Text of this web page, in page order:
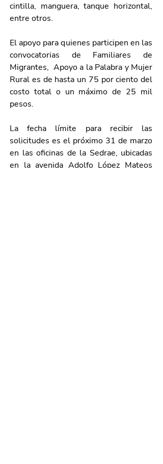
cintilla, manguera, tanque horizontal,
entre otros.
El apoyo para quienes participen en las
convocatorias de Familiares de
Migrantes,  Apoyo a la Palabra y Mujer
Rural es de hasta un 75 por ciento del
costo total o un máximo de 25 mil
pesos.
La fecha límite para recibir las
solicitudes es el próximo 31 de marzo
en las oficinas de la Sedrae, ubicadas
en la avenida Adolfo López Mateos